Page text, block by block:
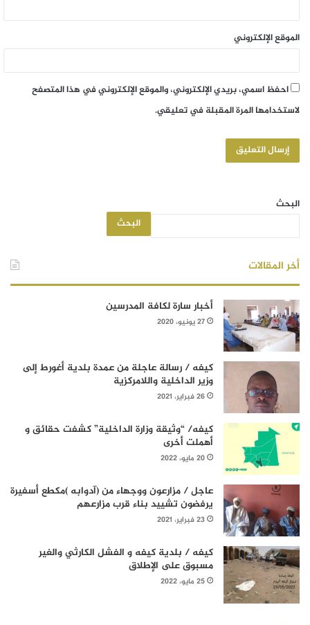
الموقع الإلكتروني
احفظ اسمي، بريدي الإلكتروني، والموقع الإلكتروني في هذا المتصفح
لاستخدامها المرة المقبلة في تعليقي.
البحث
البحث
أخر المقالات
أخبار سارة لكافة المدرسين
27 يونيو، 2020
كيفه / رسالة عاجلة من عمدة بلدية أغورط إلى
وزير الداخلية واللامركزية
26 فبراير، 2021
كيفه/ “وثيقة وزارة الداخلية” كشفت حقائق و
أهملت أخرى
20 مايو، 2022
عاجل / مزارعون ووجهاء من (آدوابه )مكطع أسفيرة
يرفضون تشييد بناء قرب مزارعهم
23 فبراير، 2021
كيفه / بلدية كيفه و الفشل الكارثي والغير
مسبوق على الإطلاق
25 مايو، 2022